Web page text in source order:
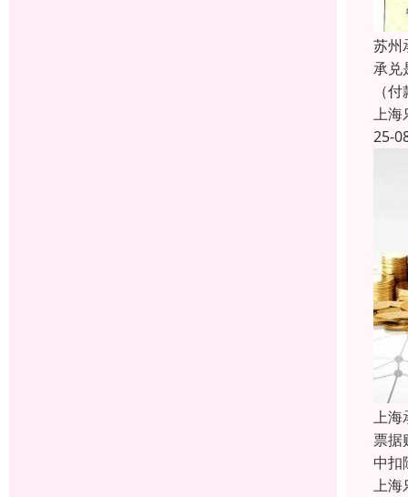
苏州
承兑
（
上海
25-
上海
票据
中扣
上海